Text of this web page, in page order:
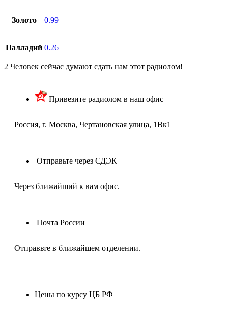
Золото 0.99
Палладий 0.26
2 Человек сейчас думают сдать нам этот радиолом!
Привезите радиолом в наш офис
Россия, г. Москва, Чертановская улица, 1Вк1
Отправьте через СДЭК
Через ближайший к вам офис.
Почта России
Отправьте в ближайшем отделении.
Цены по курсу ЦБ РФ